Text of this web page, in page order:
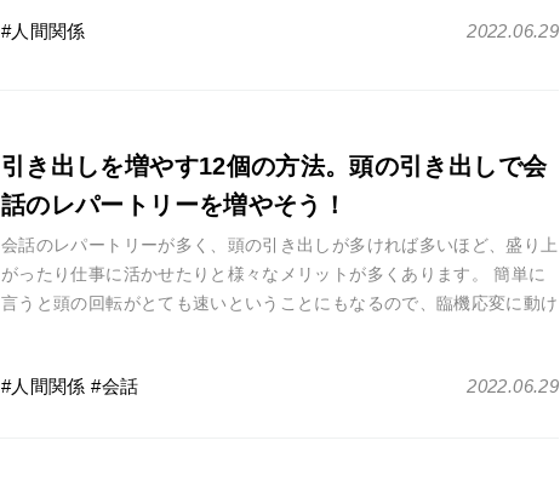
人間関係 2022.06.29
引き出しを増やす12個の方法。頭の引き出しで会
話のレパートリーを増やそう！
会話のレパートリーが多く、頭の引き出しが多ければ多いほど、盛り上
がったり仕事に活かせたりと様々なメリットが多くあります。 簡単に
言うと頭の回転がとても速いということにもなるので、臨機応変に動け
人間関係 会話 2022.06.29